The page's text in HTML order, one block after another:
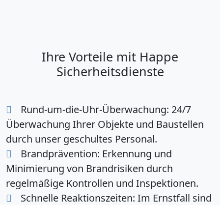
Ihre Vorteile mit Happe
Sicherheitsdienste
Rund-um-die-Uhr-Überwachung: 24/7
Überwachung Ihrer Objekte und Baustellen
durch unser geschultes Personal.
Brandprävention: Erkennung und
Minimierung von Brandrisiken durch
regelmäßige Kontrollen und Inspektionen.
Schnelle Reaktionszeiten: Im Ernstfall sind